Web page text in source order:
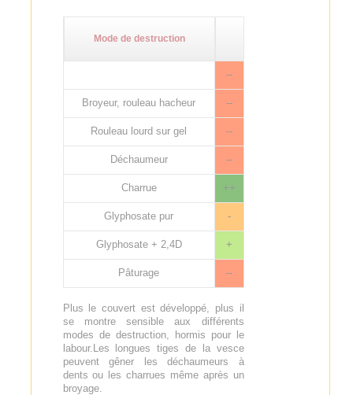
Mode de destruction
--
Broyeur, rouleau hacheur --
Rouleau lourd sur gel --
Déchaumeur --
Charrue ++
Glyphosate pur -
Glyphosate + 2,4D +
Pâturage --
Plus le couvert est développé, plus il
se montre sensible aux différents
modes de destruction, hormis pour le
labour.Les longues tiges de la vesce
peuvent gêner les déchaumeurs à
dents ou les charrues même après un
broyage.